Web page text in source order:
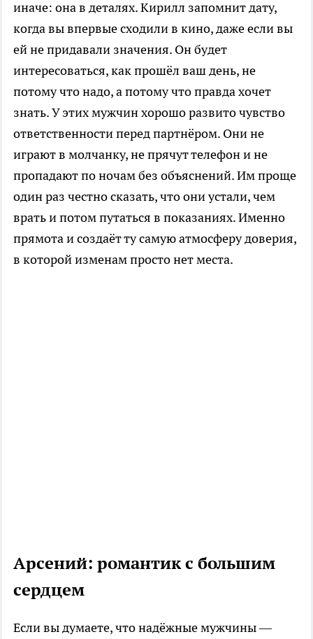
иначе: она в деталях. Кирилл запомнит дату,
когда вы впервые сходили в кино, даже если вы
ей не придавали значения. Он будет
интересоваться, как прошёл ваш день, не
потому что надо, а потому что правда хочет
знать. У этих мужчин хорошо развито чувство
ответственности перед партнёром. Они не
играют в молчанку, не прячут телефон и не
пропадают по ночам без объяснений. Им проще
один раз честно сказать, что они устали, чем
врать и потом путаться в показаниях. Именно
прямота и создаёт ту самую атмосферу доверия,
в которой изменам просто нет места.
Арсений: романтик с большим
сердцем
Если вы думаете, что надёжные мужчины —